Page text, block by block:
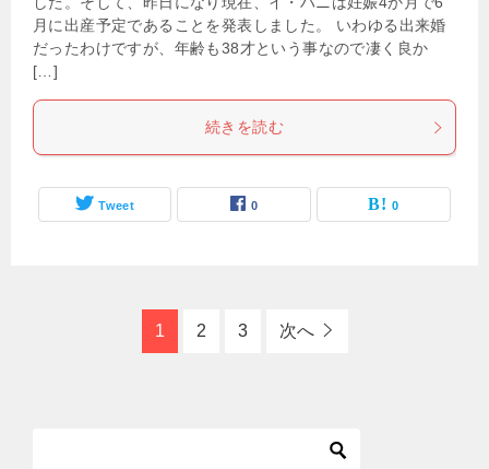
月に出産予定であることを発表しました。 いわゆる出来婚
だったわけですが、年齢も38才という事なので凄く良か
[…]
続きを読む
Tweet 0 0
1 2 3 次へ